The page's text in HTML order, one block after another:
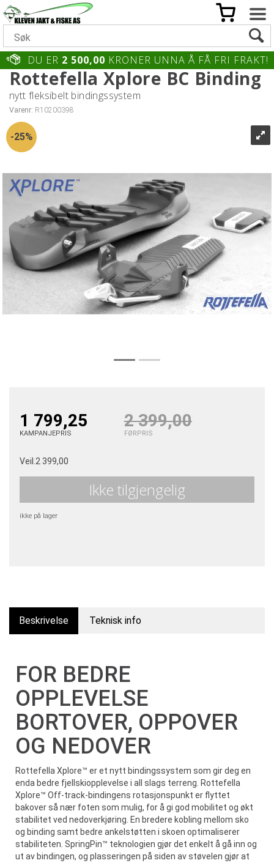
DU ER 2 500,00 KRONER UNNA Å FÅ FRI FRAKT!
Rottefella Xplore BC Binding
nytt fleksibelt bindingssystem
Varenr: R10200398
25%
1 799,25
KAMPANJEPRIS
2 399,00
FØRPRIS
Veil. 2 399,00
Ikke tilgjengelig
ikke på lager
Beskrivelse Teknisk info
FOR BEDRE
OPPLEVELSE
BORTOVER, OPPOVER
OG NEDOVER
Rottefella Xplore™ er et nytt bindingssystem som gir deg en
enda bedre fjellskiopplevelse i all slags terreng. Rottefella
Xplore™ Off-track-bindingens rotasjonspunkt er flyttet
bakover så nær foten som mulig, for å gi god mobilitet og økt
stabilitet ved nedoverkjøring. En bredere kobling mellom sko
og binding samt bedre ankelstøtten i skoen optimaliserer
stabiliteten. SpringPin™ teknologien gjør det enkelt å gå inn og
ut av bindingen, og plasseringen på siden av støvelen gjør at